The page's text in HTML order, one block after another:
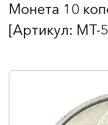
Монета 10
[Артикул: MT-